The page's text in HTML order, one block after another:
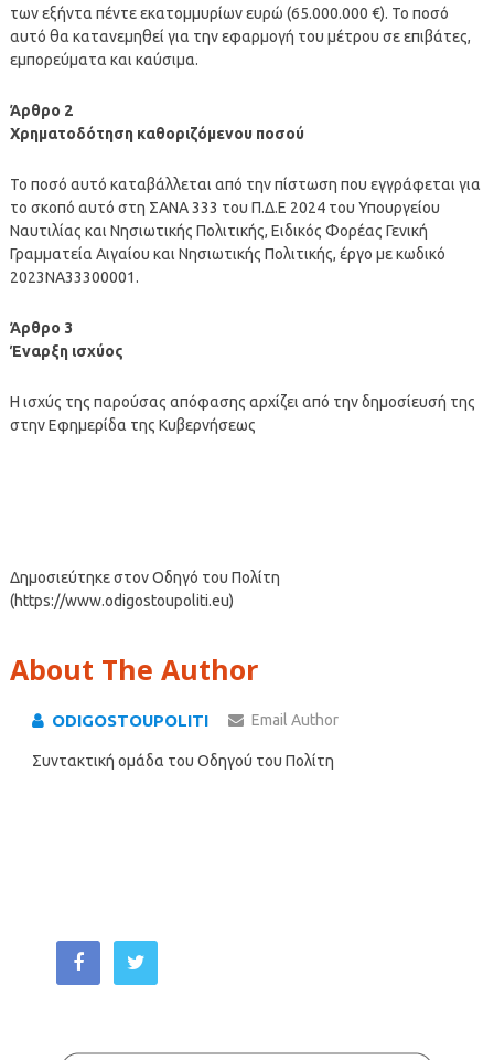
των εξήντα πέντε εκατομμυρίων ευρώ (65.000.000 €). Το ποσό
αυτό θα κατανεμηθεί για την εφαρμογή του μέτρου σε επιβάτες,
εμπορεύματα και καύσιμα.
Άρθρο 2
Χρηματοδότηση καθοριζόμενου ποσού
Το ποσό αυτό καταβάλλεται από την πίστωση που εγγράφεται για
το σκοπό αυτό στη ΣΑΝΑ 333 του Π.Δ.Ε 2024 του Υπουργείου
Ναυτιλίας και Νησιωτικής Πολιτικής, Ειδικός Φορέας Γενική
Γραμματεία Αιγαίου και Νησιωτικής Πολιτικής, έργο με κωδικό
2023ΝΑ33300001.
Άρθρο 3
Έναρξη ισχύος
Η ισχύς της παρούσας απόφασης αρχίζει από την δημοσίευσή της
στην Εφημερίδα της Κυβερνήσεως
Δημοσιεύτηκε στον Οδηγό του Πολίτη
(https://www.odigostoupoliti.eu)
About The Author
ODIGOSTOUPOLITI Email Author
Συντακτική ομάδα του Οδηγού του Πολίτη